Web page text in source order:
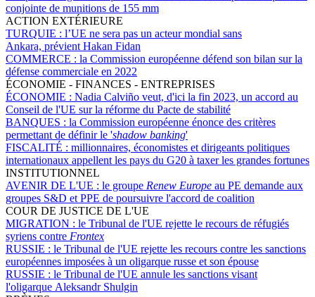
conjointe de munitions de 155 mm
ACTION EXTÉRIEURE
TURQUIE : l’UE ne sera pas un acteur mondial sans
Ankara, prévient Hakan Fidan
COMMERCE : la Commission européenne défend son bilan sur la
défense commerciale en 2022
ÉCONOMIE - FINANCES - ENTREPRISES
ÉCONOMIE : Nadia Calviño veut, d'ici la fin 2023, un accord au
Conseil de l'UE sur la réforme du Pacte de stabilité
BANQUES : la Commission européenne énonce des critères
permettant de définir le 'shadow banking'
FISCALITÉ : millionnaires, économistes et dirigeants politiques
internationaux appellent les pays du G20 à taxer les grandes fortunes
INSTITUTIONNEL
AVENIR DE L'UE : le groupe Renew Europe au PE demande aux
groupes S&D et PPE de poursuivre l'accord de coalition
COUR DE JUSTICE DE L'UE
MIGRATION : le Tribunal de l'UE rejette le recours de réfugiés
syriens contre Frontex
RUSSIE : le Tribunal de l'UE rejette les recours contre les sanctions
européennes imposées à un oligarque russe et son épouse
RUSSIE : le Tribunal de l'UE annule les sanctions visant
l'oligarque Aleksandr Shulgin